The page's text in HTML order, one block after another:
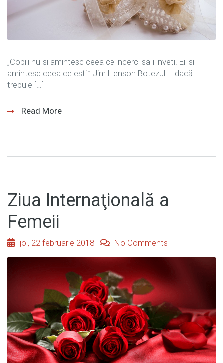
„Copiii nu-si amintesc ceea ce incerci sa-i inveti. Ei isi
amintesc ceea ce esti.” Jim Henson Botezul – dacă
trebuie […]
Read More
Ziua Internaţională a
Femeii
joi, 22 februarie 2018 No Comments